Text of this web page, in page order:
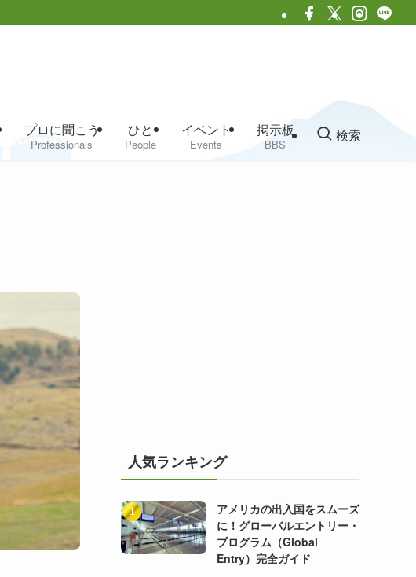
プロに聞こう
Professionals
ひと
People
イベント
Events
掲示板
BBS
検索
人気ランキング
アメリカの出入国をスムーズ
に！グローバルエントリー・
プログラム（Global
Entry）完全ガイド